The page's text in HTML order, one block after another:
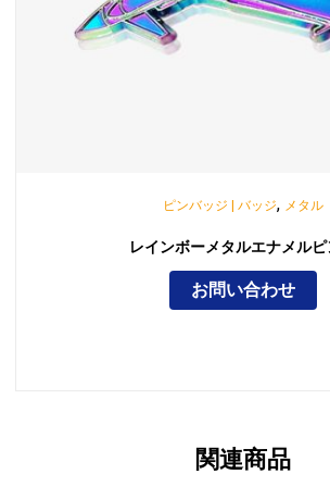
ピンバッジ | バッジ, メタル
レインボーメタルエナメルピ
お問い合わせ
関連商品